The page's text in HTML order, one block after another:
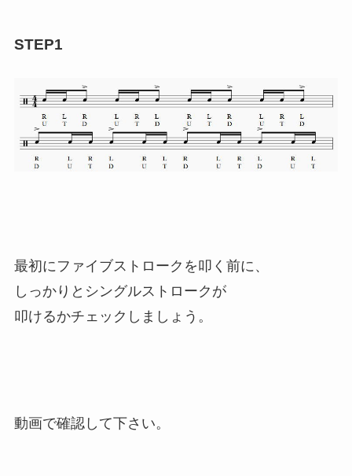
STEP1
最初にファイブストロークを叩く前に、
しっかりとシングルストロークが
叩けるかチェックしましょう。
動画で確認して下さい。